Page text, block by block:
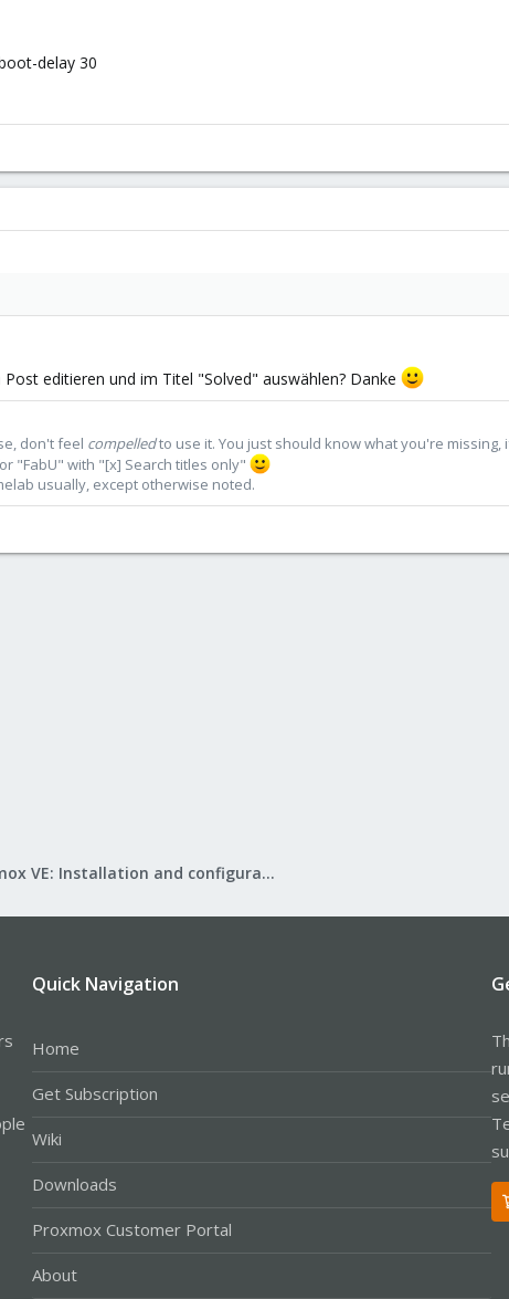
delay 30
editieren und im Titel "Solved" auswählen? Danke
don't feel compelledto use it. You just should know what you're missing,
"FabU" with "[x] Search titles only"
usually, except otherwise noted.
Proxmox VE: Installation and configuration
Quick Navigation
Home
Get Subscription
Wiki
Downloads
Proxmox Customer Portal
About